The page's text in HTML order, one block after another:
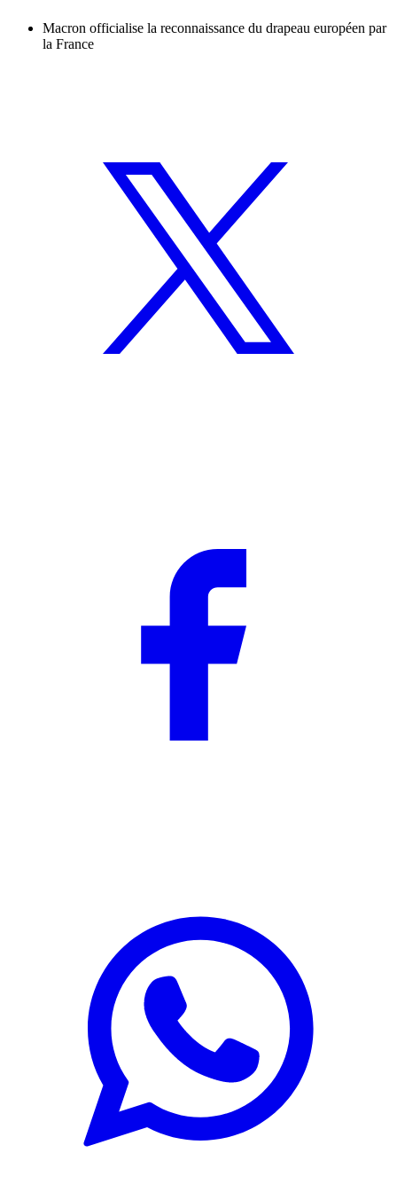
Macron officialise la reconnaissance du drapeau européen par
la France